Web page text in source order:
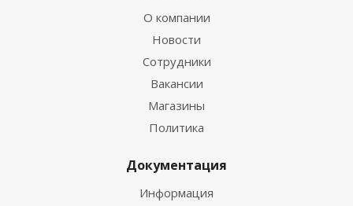
О компании
Новости
Сотрудники
Вакансии
Магазины
Политика
Документация
Информация